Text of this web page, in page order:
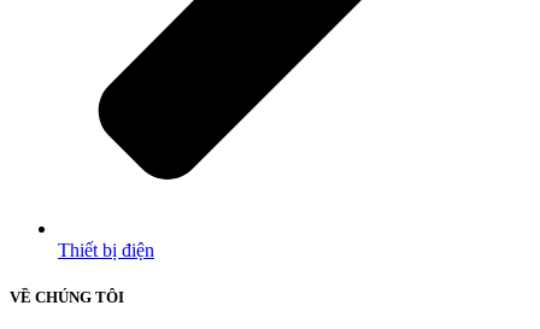
Thiết bị điện
VỀ CHÚNG TÔI